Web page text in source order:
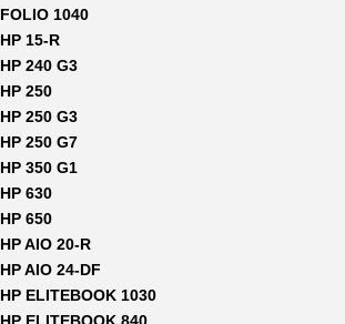
FOLIO 1040
HP 15-R
HP 240 G3
HP 250
HP 250 G3
HP 250 G7
HP 350 G1
HP 630
HP 650
HP AIO 20-R
HP AIO 24-DF
HP ELITEBOOK 1030